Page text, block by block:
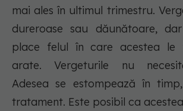
mai ales în ultimul trimestru.
dureroase sau dăunătoare,
place felul în care acestea le
arate. Vergeturile nu
Adesea se estompează în
tratament. Este posibil ca